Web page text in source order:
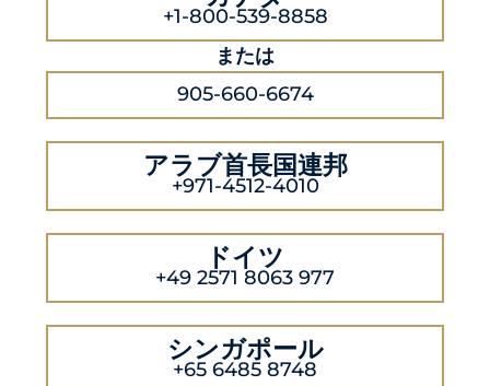
+1-800-539-8858
または
905-660-6674
アラブ首長国連邦
+971-4512-4010
ドイツ
+49 2571 8063 977
シンガポール
+65 6485 8748